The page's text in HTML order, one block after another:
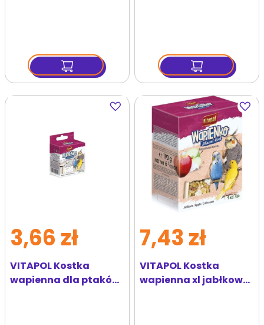
Dodaj
do
VITAPOL Kostka
wapienna dla ptaków
3,66 zł
Dodaj
do
VITAPOL Kostka
wapienna xl jabłkowa
7,43 zł